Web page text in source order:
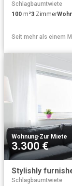
Schlagbaumtwiete
100 m²3 Zimmer
Seit mehr als einem
Wohnung·Zur Miete
3.300 €
Schlagbaumtwiete